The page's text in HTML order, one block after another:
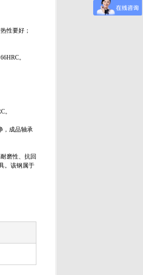
性要好；
。
。
，成品轴承
磨性、抗回
。该钢属于